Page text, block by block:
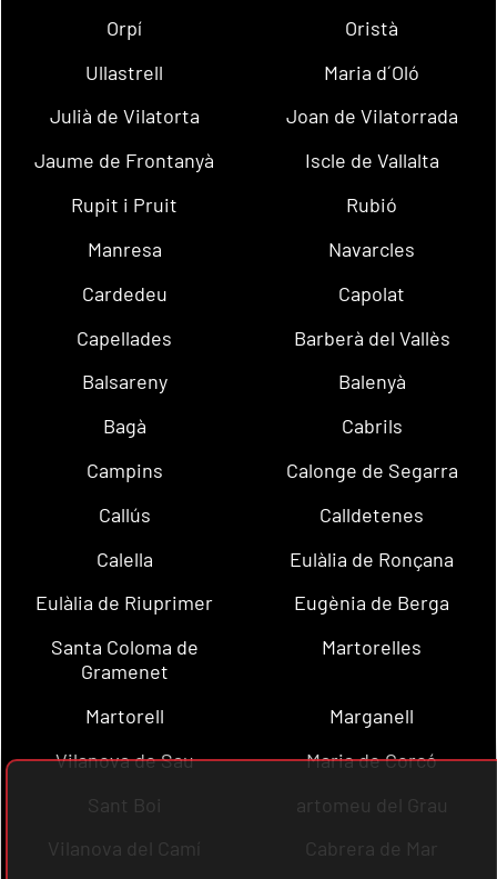
Orpí
Oristà
Ullastrell
Maria d´Oló
Julià de Vilatorta
Joan de Vilatorrada
Jaume de Frontanyà
Iscle de Vallalta
Rupit i Pruit
Rubió
Manresa
Navarcles
Cardedeu
Capolat
Capellades
Barberà del Vallès
Balsareny
Balenyà
Bagà
Cabrils
Campins
Calonge de Segarra
Callús
Calldetenes
Calella
Eulàlia de Ronçana
Eulàlia de Riuprimer
Eugènia de Berga
Santa Coloma de
Gramenet
Martorelles
Martorell
Marganell
Vilanova de Sau
Maria de Corcó
Sant Boi
artomeu del Grau
Vilanova del Camí
Cabrera de Mar